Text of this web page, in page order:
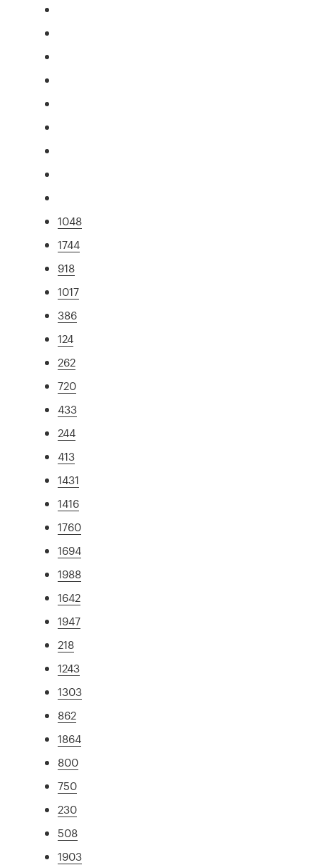
1048
1744
918
1017
386
124
262
720
433
244
413
1431
1416
1760
1694
1988
1642
1947
218
1243
1303
862
1864
800
750
230
508
1903